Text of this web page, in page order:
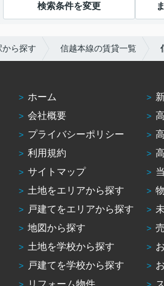
検索条件を変更
ら探す 信越本線の賃貸一覧
ホーム
会社概要
プライバシーポリシー
利用規約
サイトマップ
土地をエリアから探す
戸建てをエリアから探す
地図から探す
土地を学校から探す
戸建てを学校から探す